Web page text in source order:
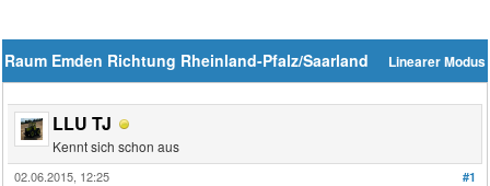
Linearer Modus
Raum Emden Richtung Rheinland-Pfalz/Saarland
LLU TJ
Kennt sich schon aus
#1
02.06.2015, 12:25